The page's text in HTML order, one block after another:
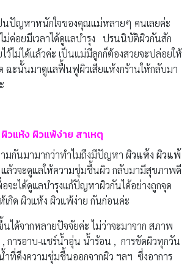
นปัญหาหนักใจของคุณแม่หลายๆ คนเลยค่ะ
ม่ค่อยมีเวลาได้ดูแลบำรุง ปรนนิบัติผิวกันสัก
ว้ไม่ได้แล้วค่ะ เป็นแม่มีลูกก็ต้องสวยจะปล่อยให้
ฉะนั้นมาดูแลฟื้นฟูผิวเสียแห้งกร้านให้กลับมา
ผิวแห้ง ผิวแพ้ง่าย สาเหตุ
มกันมามากว่าทำไมถึงมีปัญหา ผิวแห้ง ผิวแพ้
แล้วจะดูแลให้ความชุ่มชื้นผิว กลับมามีสุขภาพดี
อจะได้ดูแลบำรุงแก้ปัญหาผิวกันได้อย่างถูกจุด
เกิด ผิวแห้ง ผิวแพ้ง่าย กันก่อนค่ะ
นได้จากหลายปัจจัยค่ะ ไม่ว่าจะมาจาก สภาพ
การอาบ-แชร์น้ำอุ่น น้ำร้อน , การขัดผิวทุกวัน
ำที่ดึงความชุ่มชื้นออกจากผิว ฯลฯ ซึ่งอาการ